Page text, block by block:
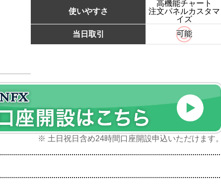
使いやすさ
高機能チャート
注文パネルカスタマ
イズ
当日取引
可能
※ 土日祝日含め24時間口座開設申込いただけます。